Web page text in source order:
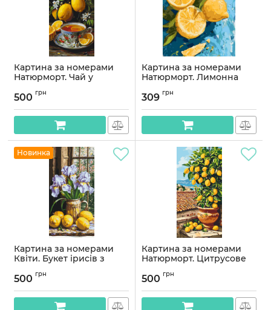
Картина за номерами
Натюрморт. Чай у
см Орігамі LW 5197
Артикул:LW5197
500 грн
Картина за номерами
Натюрморт. Лимонна
Орігамі LW 3527
Артикул:LW3527
309 грн
Новинка
Картина за номерами
Квіти. Букет ірисів з
40*80 см Орігамі LW 5117
Артикул:LW5117
500 грн
Картина за номерами
Натюрморт. Цитрусове
Орігамі LW 5116
Артикул:LW5116
500 грн